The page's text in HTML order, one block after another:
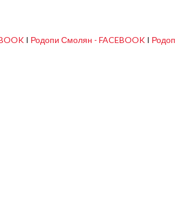
I Родопи Смолян - FACEBOOK I